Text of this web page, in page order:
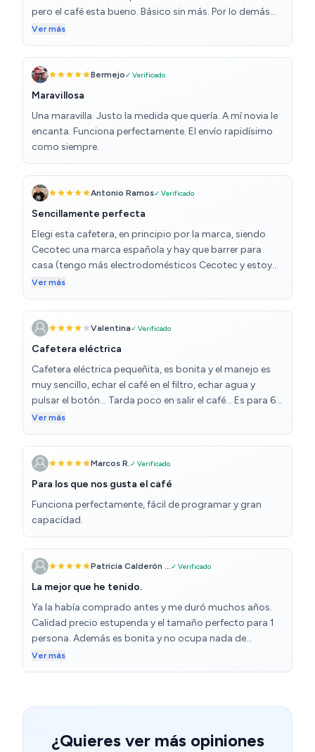
por si alguien lo hace que sepa que no va a poder
llevárselo a ningún lado o se le caerá el contenido.
pero el café esta bueno. Básico sin más. Por lo demás
ocupa poco , es cómoda para desmontar, la jarra no se
cae fácilmente sino que tiene buen sistema de amarre.
Ver más
Bermejo✓ Verificado
Maravillosa
Una maravilla. Justo la medida que quería. A mí novia le
encanta. Funciona perfectamente. El envío rapidísimo
como siempre.
Antonio Ramos✓ Verificado
Sencillamente perfecta
Elegi esta cafetera, en principio por la marca, siendo
Cecotec una marca española y hay que barrer para
casa (tengo más electrodomésticos Cecotec y estoy
encantado) Es de funcionamiento muy sencillo, a la vez
que fiable. Viene con un filtro permanente, lo que
supone el ahorro de los filtros de papel Incluye un
temporizador de auto apagado
Ver más
Valentina✓ Verificado
Cafetera eléctrica
Cafetera eléctrica pequeñita, es bonita y el manejo es
muy sencillo, echar el café en el filtro, echar agua y
pulsar el botón... Tarda poco en salir el café... Es para 6
tazas, pero de café no muy grandes, si son tazas de
desayuno da para menos... Tener en cuenta el consumo,
para escoger el tamaño... Para una o dos personas está
bastante bien.
Ver más
Marcos R.✓ Verificado
Para los que nos gusta el café
Funciona perfectamente, fácil de programar y gran
capacidad.
Patricia Calderón ...✓ Verificado
La mejor que he tenido.
Ya la había comprado antes y me duró muchos años.
Calidad precio estupenda y el tamaño perfecto para 1
persona. Además es bonita y no ocupa nada de
espacio.
Ver más
¿Quieres ver más opiniones